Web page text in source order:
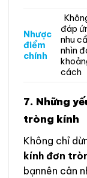
Nhược
điểm
chính
đáp
nhu
nhìn
cách
7. Những
tròng kính
Không chỉ
kính đơn
bạnnên cân